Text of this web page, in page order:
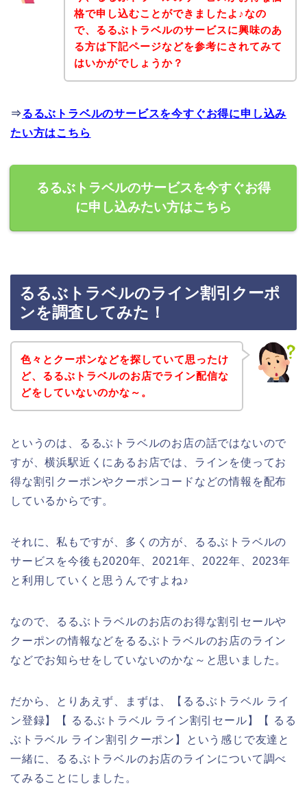
格で申し込むことができましたよ♪なの
で、るるぶトラベルのサービスに興味のあ
る方は下記ページなどを参考にされてみて
はいかがでしょうか？
⇒るるぶトラベルのサービスを今すぐお得に申し込み
たい方はこちら
るるぶトラベルのサービスを今すぐお得
に申し込みたい方はこちら
るるぶトラベルのライン割引クーポ
ンを調査してみた！
色々とクーポンなどを探していて思ったけ
ど、るるぶトラベルのお店でライン配信な
どをしていないのかな～。
というのは、るるぶトラベルのお店の話ではないので
すが、横浜駅近くにあるお店では、ラインを使ってお
得な割引クーポンやクーポンコードなどの情報を配布
しているからです。
それに、私もですが、多くの方が、るるぶトラベルの
サービスを今後も2020年、2021年、2022年、2023年
と利用していくと思うんですよね♪
なので、るるぶトラベルのお店のお得な割引セールや
クーポンの情報などをるるぶトラベルのお店のライン
などでお知らせをしていないのかな～と思いました。
だから、とりあえず、まずは、【るるぶトラベル ライ
ン登録】【 るるぶトラベル ライン割引セール】【 るる
ぶトラベル ライン割引クーポン】という感じで友達と
一緒に、るるぶトラベルのお店のラインについて調べ
てみることにしました。